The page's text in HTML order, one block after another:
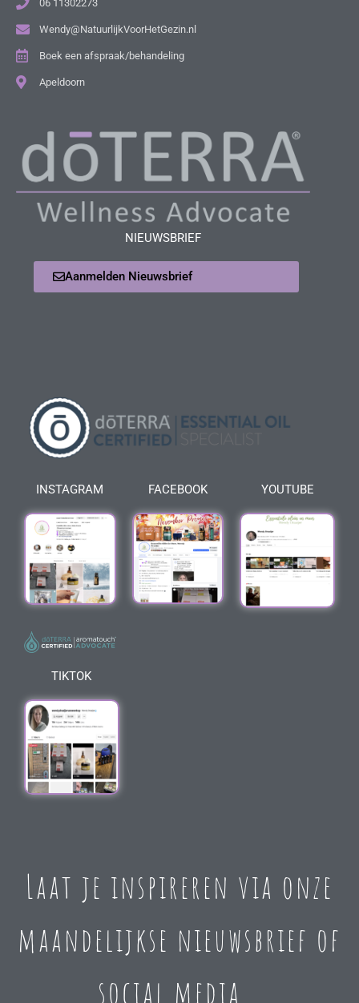
06 11302273
Wendy@NatuurlijkVoorHetGezin.nl
Boek een afspraak/behandeling
Apeldoorn
NIEUWSBRIEF
Aanmelden Nieuwsbrief
INSTAGRAM FACEBOOK YOUTUBE
TIKTOK
Laat je inspireren via onze
maandelijkse nieuwsbrief of
social media…